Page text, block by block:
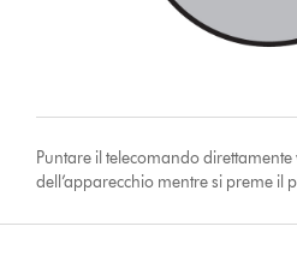
Puntare il telecomando
dell’apparecchio mentre si preme il